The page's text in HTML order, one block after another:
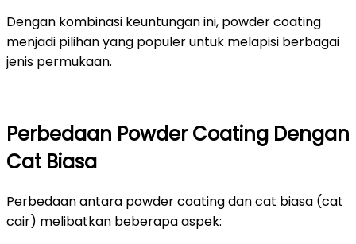
Dengan kombinasi keuntungan ini, powder coating
menjadi pilihan yang populer untuk melapisi berbagai
jenis permukaan.
Perbedaan Powder Coating Dengan
Cat Biasa
Perbedaan antara powder coating dan cat biasa (cat
cair) melibatkan beberapa aspek: